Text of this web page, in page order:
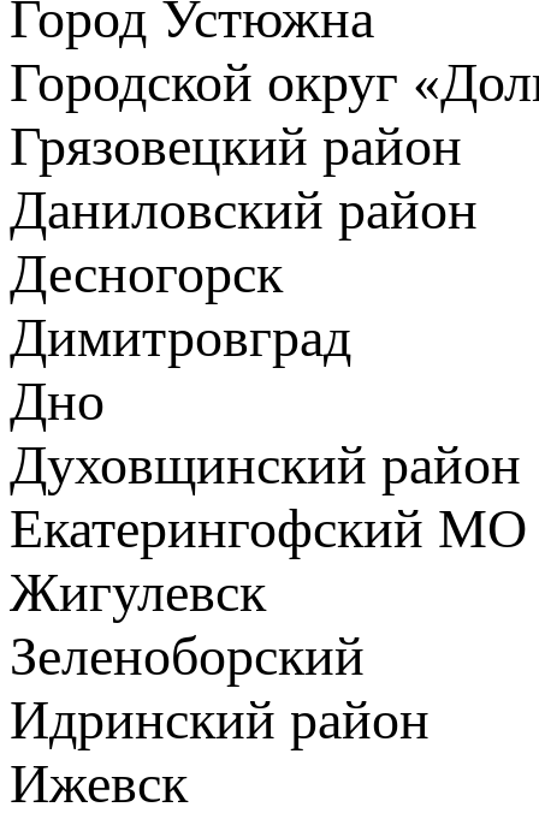
Город Устюжна
Городской округ
Грязовецкий район
Даниловский район
Десногорск
Димитровград
Дно
Духовщинский район
Екатерингофский МО
Жигулевск
Зеленоборский
Идринский район
Ижевск